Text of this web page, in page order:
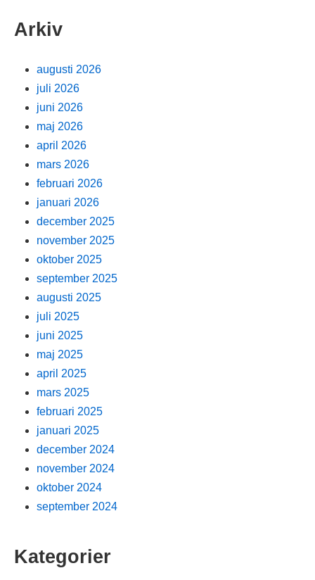
Arkiv
augusti 2026
juli 2026
juni 2026
maj 2026
april 2026
mars 2026
februari 2026
januari 2026
december 2025
november 2025
oktober 2025
september 2025
augusti 2025
juli 2025
juni 2025
maj 2025
april 2025
mars 2025
februari 2025
januari 2025
december 2024
november 2024
oktober 2024
september 2024
Kategorier